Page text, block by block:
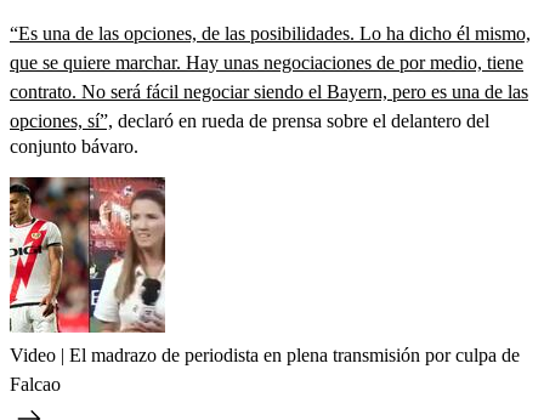
“Es una de las opciones, de las posibilidades. Lo ha dicho él mismo,
que se quiere marchar. Hay unas negociaciones de por medio, tiene
contrato. No será fácil negociar siendo el Bayern, pero es una de las
opciones, sí”, declaró en rueda de prensa sobre el delantero del
conjunto bávaro.
Video | El madrazo de periodista en plena transmisión por culpa de
Falcao